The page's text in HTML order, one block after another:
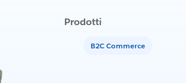
Prodotti
B2C Commerce